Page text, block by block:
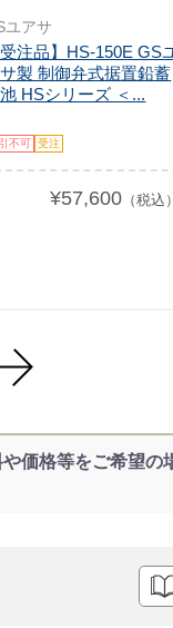
ユアサ
受注品】HS-150E GS
製 制御弁式据置鉛蓄
HSシリーズ ＜...
不可 受注
¥57,600（税込）
価格等をご希望の